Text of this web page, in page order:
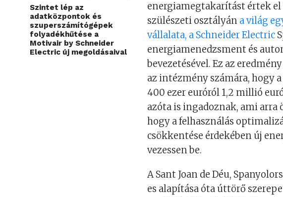
Szintet lép az
adatközpontok és
szuperszámítógépek
folyadékhűtése a
Motivair by Schneider
Electric új megoldásaival
energiamegtakarítást értek el
szülészeti osztályán a világ
vállalata, a Schneider Electric
energiamenedzsment és
bevezetésével. Ez az
az intézmény számára, hogy
400 ezer euróról 1,2 millió
azóta is ingadoznak, ami arra
hogy a felhasználás
csökkentése érdekében új
vezessen be.
A Sant Joan de Déu,
es alapítása óta úttörő